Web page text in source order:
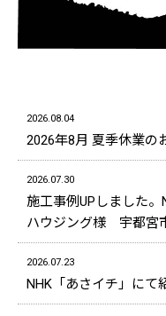
2026.08.04
2026年8月 夏季休業の
2026.07.30
施工事例UPしました。
ハウジング様 宇都宮
2026.07.23
NHK「あさイチ」にて